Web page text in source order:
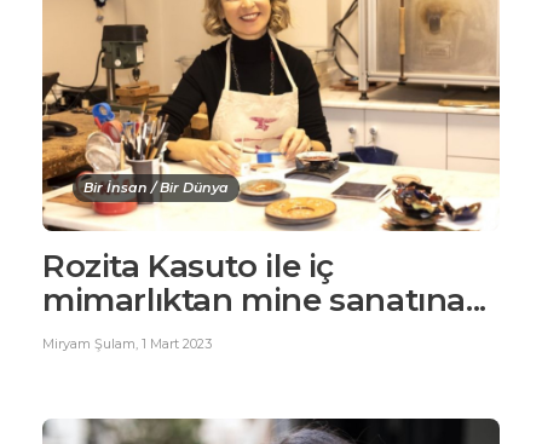
Bir İnsan / Bir Dünya
Rozita Kasuto ile iç
mimarlıktan mine sanatına...
Miryam Şulam, 1 Mart 2023